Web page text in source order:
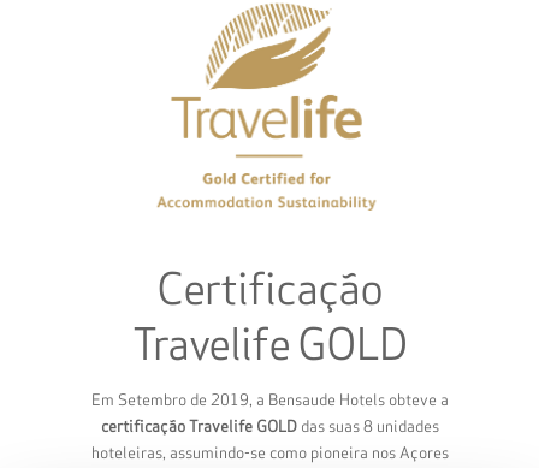
Certificação
Travelife GOLD
Em Setembro de 2019, a Bensaude Hotels obteve a
certificação Travelife GOLDdas suas 8 unidades
hoteleiras, assumindo-se como pioneira nos Açores